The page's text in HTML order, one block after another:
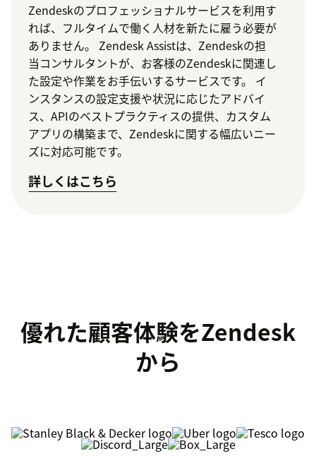
Zendeskのプロフェッショナルサービスを利用す
れば、フルタイムで働く人材を新たに雇う必要が
ありません。 Zendesk Assistは、Zendeskの担
当コンサルタントが、お客様のZendeskに関連し
た設定や作業をお手伝いするサービスです。 イ
ンスタンスの設定支援や状況に応じたアドバイ
ス、APIのベストプラクティスの提供、カスタム
アプリの構築まで、Zendeskに関する幅広いニー
ズに対応可能です。
詳しくはこちら
優れた顧客体験をZendesk
から